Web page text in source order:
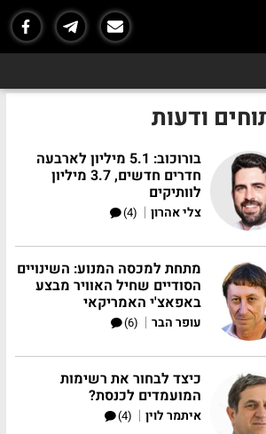
ודעות
בורוכוב: 5.1 מיליון לארבעה
חדרים חדשים, 3.7 מיליון
לוותיקים
צלי אהרון |
(4)
מתחת למכסה המנוע: השינויים
הסודיים שחיל האוויר מבצע
באפאצ'י האמריקאי
עופר הבר |
(6)
כיצד לבחור את רשימות
המועמדים לכנסת?
איתמר לוין |
(4)